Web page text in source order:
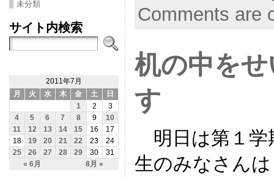
未分類
サイト内検索
2011年7月
月
火 水 木 金 土 日
« 6月 8月 »
1 2
3
4
5 6 7 8 9
10
11
12 13 14 15 16
17
18
19 20 21 22 23
24
25
26 27 28 29 30 31
Comments are
机の中を
す
明日は第１学
生のみなさん